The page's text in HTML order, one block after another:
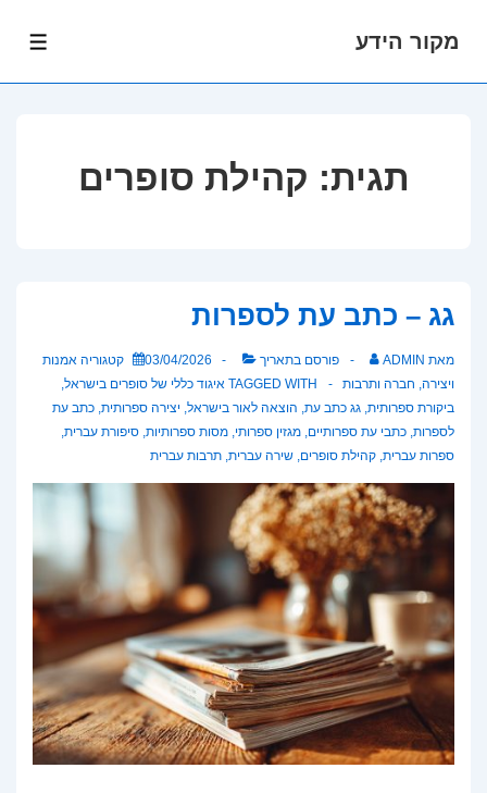
מקור הידע
תגית: קהילת סופרים
גג – כתב עת לספרות
מאת ADMIN פורסם בתאריך 03/04/2026 קטגוריה אמנות
ויצירה, חברה ותרבות TAGGED WITH איגוד כללי של סופרים בישראל,
ביקורת ספרותית, גג כתב עת, הוצאה לאור בישראל, יצירה ספרותית, כתב עת
לספרות, כתבי עת ספרותיים, מגזין ספרותי, מסות ספרותיות, סיפורת עברית,
ספרות עברית, קהילת סופרים, שירה עברית, תרבות עברית